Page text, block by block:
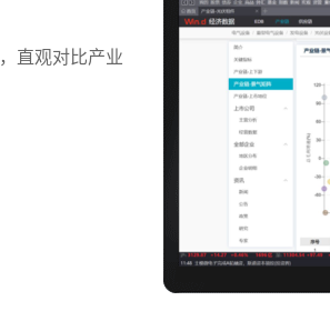
直观对比产业